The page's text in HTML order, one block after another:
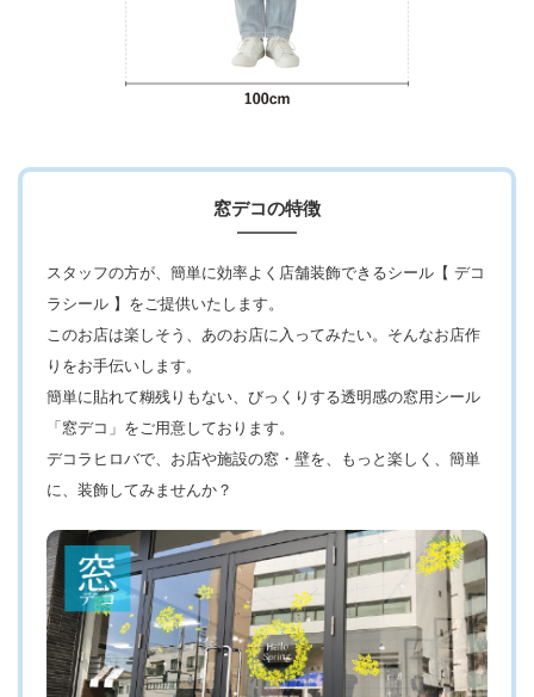
窓デコの特徴
スタッフの方が、簡単に効率よく店舗装飾できるシール【 デコ
ラシール 】をご提供いたします。
このお店は楽しそう、あのお店に入ってみたい。そんなお店作
りをお手伝いします。
簡単に貼れて糊残りもない、びっくりする透明感の窓用シール
「窓デコ」をご用意しております。
デコラヒロバで、お店や施設の窓・壁を、もっと楽しく、簡単
に、装飾してみませんか？